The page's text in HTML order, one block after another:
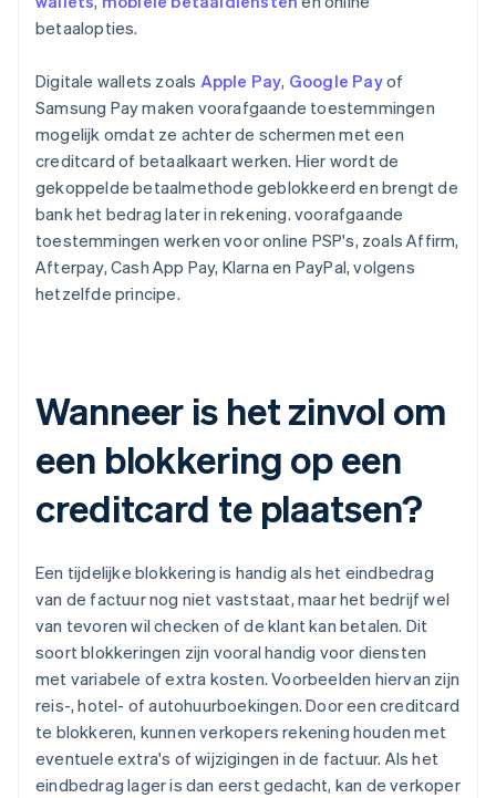
betaalopties.
Digitale wallets zoals Apple Pay, Google Payof
Samsung Pay maken voorafgaande toestemmingen
mogelijk omdat ze achter de schermen met een
creditcard of betaalkaart werken. Hier wordt de
gekoppelde betaalmethode geblokkeerd en brengt de
bank het bedrag later in rekening. voorafgaande
toestemmingen werken voor online PSP's, zoals Affirm,
Afterpay, Cash App Pay, Klarna en PayPal, volgens
hetzelfde principe.
Wanneer is het zinvol om
een blokkering op een
creditcard te plaatsen?
Een tijdelijke blokkering is handig als het eindbedrag
van de factuur nog niet vaststaat, maar het bedrijf wel
van tevoren wil checken of de klant kan betalen. Dit
soort blokkeringen zijn vooral handig voor diensten
met variabele of extra kosten. Voorbeelden hiervan zijn
reis-, hotel- of autohuurboekingen. Door een creditcard
te blokkeren, kunnen verkopers rekening houden met
eventuele extra's of wijzigingen in de factuur. Als het
eindbedrag lager is dan eerst gedacht, kan de verkoper